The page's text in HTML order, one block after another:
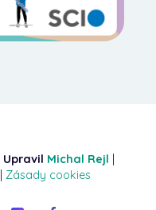
Upravil Michal Rejl |
| Zásady cookies